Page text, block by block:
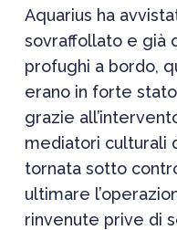
Aquarius ha
sovraffollato e già
profughi a bordo,
erano in forte
grazie
mediatori culturali
tornata sotto
ultimare
rinvenute prive di